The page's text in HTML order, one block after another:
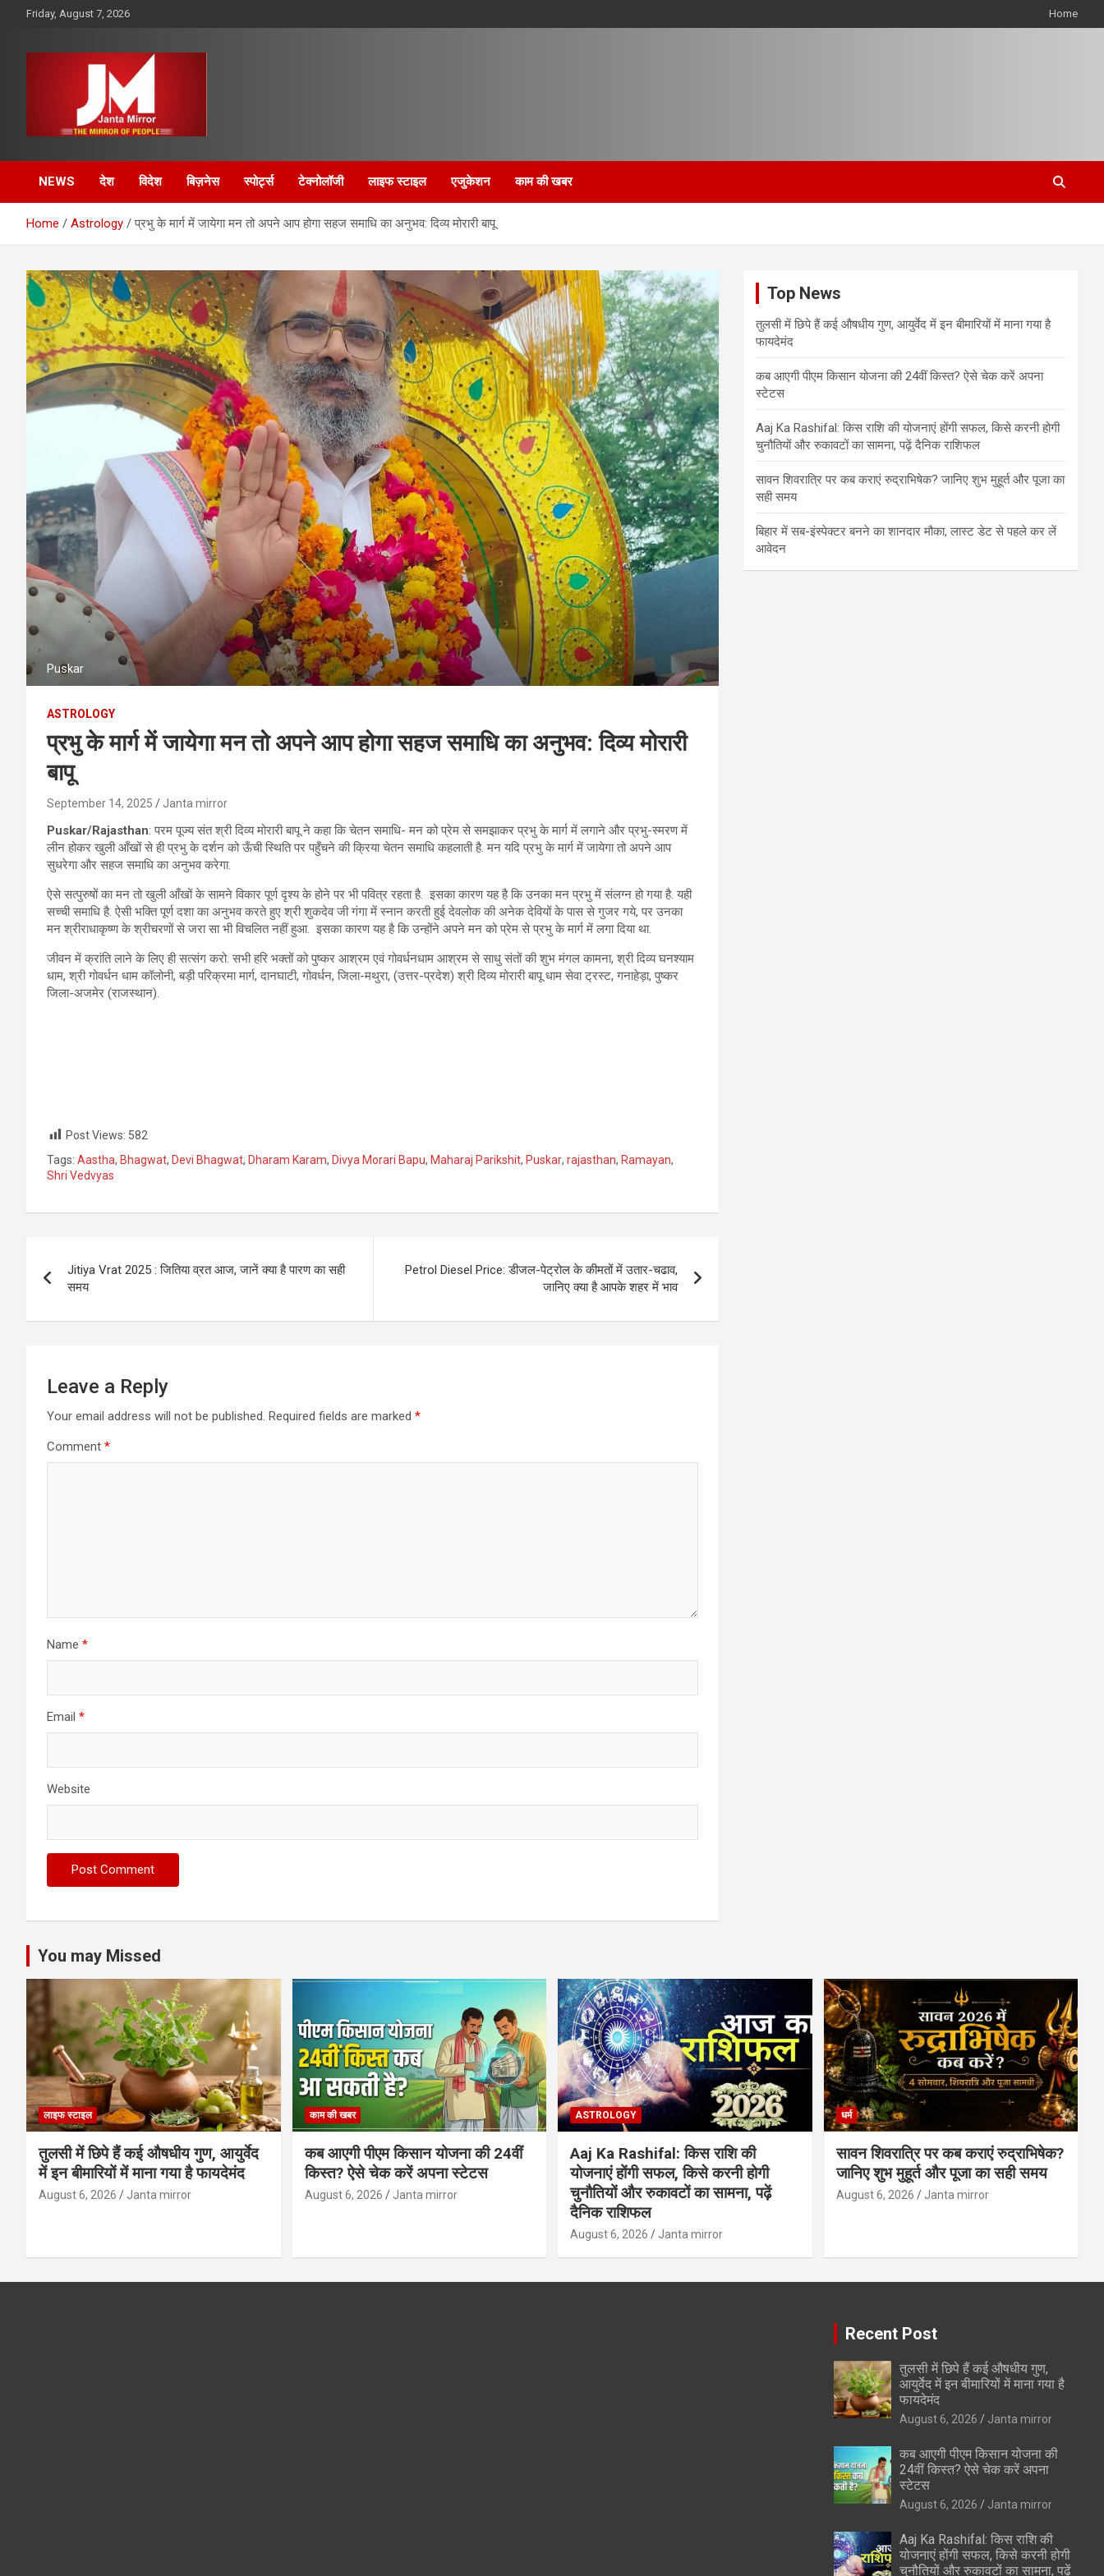
Friday, August 7, 2026 Home
Janta Mirror
NEWS देश विदेश बिज़नेस स्पोर्ट्स टेक्नोलॉजी लाइफ स्टाइल एजुकेशन काम की खबर
Home Astrology प्रभु के मार्ग में जायेगा मन तो अपने आप होगा सहज समाधि का अनुभव: दिव्‍य मोरारी बापू
Puskar
ASTROLOGY
प्रभु के मार्ग में जायेगा मन तो अपने आप होगा सहज समाधि का अनुभव: दिव्‍य मोरारी
बापू
September 14, 2025 Janta mirror
Puskar/Rajasthan: परम पूज्य संत श्री दिव्य मोरारी बापू ने कहा कि चेतन समाधि- मन को प्रेम से समझाकर प्रभु के मार्ग में लगाने और प्रभु-स्मरण में
लीन होकर खुली आँखों से ही प्रभु के दर्शन को ऊँची स्थिति पर पहुँचने की क्रिया चेतन समाधि कहलाती है. मन यदि प्रभु के मार्ग में जायेगा तो अपने आप
सुधरेगा और सहज समाधि का अनुभव करेगा.
ऐसे सत्पुरुषों का मन तो खुली आँखों के सामने विकार पूर्ण दृश्य के होने पर भी पवित्र रहता है. इसका कारण यह है कि उनका मन प्रभु में संलग्न हो गया है. यही
सच्ची समाधि है. ऐसी भक्ति पूर्ण दशा का अनुभव करते हुए श्री शुकदेव जी गंगा में स्नान करती हुई देवलोक की अनेक देवियों के पास से गुजर गये, पर उनका
मन श्रीराधाकृष्ण के श्रीचरणों से जरा सा भी विचलित नहीं हुआ. इसका कारण यह है कि उन्होंने अपने मन को प्रेम से प्रभु के मार्ग में लगा दिया था.
जीवन में क्रांति लाने के लिए ही सत्संग करो. सभी हरि भक्तों को पुष्कर आश्रम एवं गोवर्धनधाम आश्रम से साधु संतों की शुभ मंगल कामना, श्री दिव्य घनश्याम
धाम, श्री गोवर्धन धाम कॉलोनी, बड़ी परिक्रमा मार्ग, दानघाटी, गोवर्धन, जिला-मथुरा, (उत्तर-प्रदेश) श्री दिव्य मोरारी बापू धाम सेवा ट्रस्ट, गनाहेड़ा, पुष्कर
जिला-अजमेर (राजस्थान).
Post Views: 582
Tags: Aastha, Bhagwat, Devi Bhagwat, Dharam Karam, Divya Morari Bapu, Maharaj Parikshit, Puskar, rajasthan, Ramayan,
Shri Vedvyas
navigation
Jitiya Vrat 2025 : जितिया व्रत आज, जानें क्‍या है पारण का सही
समय
Petrol Diesel Price: डीजल-पेट्रोल के कीमतों में उतार-चढाव,
जानिए क्‍या है आपके शहर में भाव
Leave a Reply
Your email address will not be published. Required fields are marked *
Comment *
Name *
Email *
Website
Top News
तुलसी में छिपे हैं कई औषधीय गुण, आयुर्वेद में इन बीमारियों में माना गया है
फायदेमंद
कब आएगी पीएम किसान योजना की 24वीं किस्त? ऐसे चेक करें अपना
स्टेटस
Aaj Ka Rashifal: किस राशि की योजनाएं होंगी सफल, किसे करनी होगी
चुनौतियों और रुकावटों का सामना, पढ़ें दैनिक राशिफल
सावन शिवरात्रि पर कब कराएं रुद्राभिषेक? जानिए शुभ मुहूर्त और पूजा का
सही समय
बिहार में सब-इंस्पेक्टर बनने का शानदार मौका, लास्ट डेट से पहले कर लें
आवेदन
You may Missed
लाइफ स्टाइल
तुलसी में छिपे हैं कई औषधीय गुण, आयुर्वेद
में इन बीमारियों में माना गया है फायदेमंद
August 6, 2026 Janta mirror
काम की खबर
कब आएगी पीएम किसान योजना की 24वीं
किस्त? ऐसे चेक करें अपना स्टेटस
August 6, 2026 Janta mirror
ASTROLOGY
Aaj Ka Rashifal: किस राशि की
योजनाएं होंगी सफल, किसे करनी होगी
चुनौतियों और रुकावटों का सामना, पढ़ें
दैनिक राशिफल
August 6, 2026 Janta mirror
धर्म
सावन शिवरात्रि पर कब कराएं रुद्राभिषेक?
जानिए शुभ मुहूर्त और पूजा का सही समय
August 6, 2026 Janta mirror
Recent Post
तुलसी में छिपे हैं कई औषधीय गुण,
आयुर्वेद में इन बीमारियों में माना गया है
फायदेमंद
August 6, 2026 Janta mirror
कब आएगी पीएम किसान योजना की
24वीं किस्त? ऐसे चेक करें अपना
स्टेटस
August 6, 2026 Janta mirror
Aaj Ka Rashifal: किस राशि की
योजनाएं होंगी सफल, किसे करनी होगी
चुनौतियों और रुकावटों का सामना, पढ़ें